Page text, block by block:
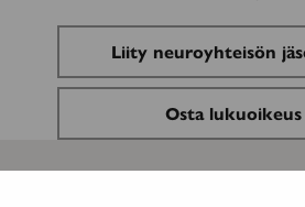
Liity neuroyhteisön
Osta lukuoikeus